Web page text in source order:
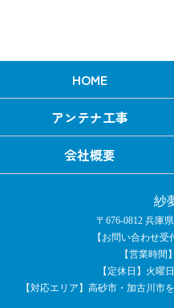
HOME
アンテナ工事
会社概要
紗
〒676-0812 兵庫
【お問い合わせ受
【営業時間
【定休日】火曜
【対応エリア】高砂市・加古川市